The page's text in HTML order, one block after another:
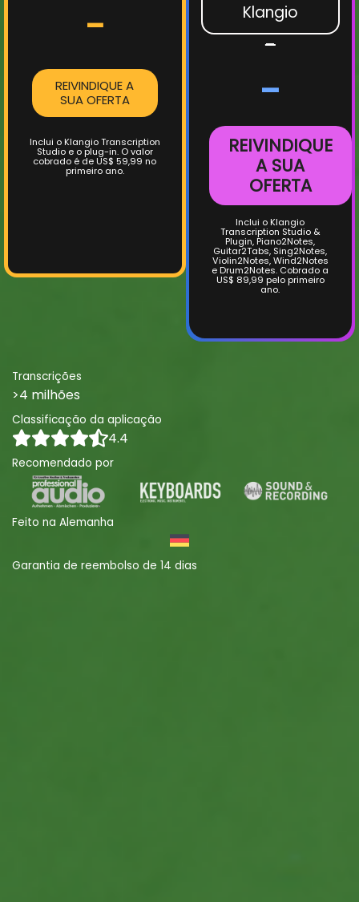
-
REIVINDIQUE A
SUA OFERTA
Inclui o Klangio Transcription
Studio e o plug-in.O valor
cobrado é de US$ 59,99 no
primeiro ano.
Klangio
-
-
REIVINDIQUE
A SUA
OFERTA
Inclui o Klangio
Transcription Studio &
Plugin, Piano2Notes,
Guitar2Tabs, Sing2Notes,
Violin2Notes, Wind2Notes
e Drum2Notes. Cobrado a
US$ 89,99 pelo primeiro
ano.
Transcrições
>4 milhões
Classificação da aplicação
4.4
Recomendado por
Feito na Alemanha
Garantia de reembolso de 14 dias